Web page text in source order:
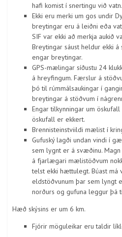
hafi komist í snertingu við vatn.
Ekki eru merki um gos undir
breytingar eru á leiðni eða
SIF var ekki að merkja aukið
Breytingar sáust heldur ekki á
engar breytingar.
GPS-mælingar síðustu 24
á hreyfingum. Færslur á
þó til rúmmálsaukingar í
breytingar á stöðvum í
Engar tilkynningar um
öskufall er ekkert.
Brennisteinstviildi mælist í
Gufuský lagði undan vindi í
sem lygnt er á svæðinu.
á fjarlægari mælistöðvum
telst ekki hættulegt. Búast
eldstöðvunum þar sem lyngt
norðurs og gufuna leggur þá
Hæð skýsins er um 6 km.
Fjórir möguleikar eru taldir